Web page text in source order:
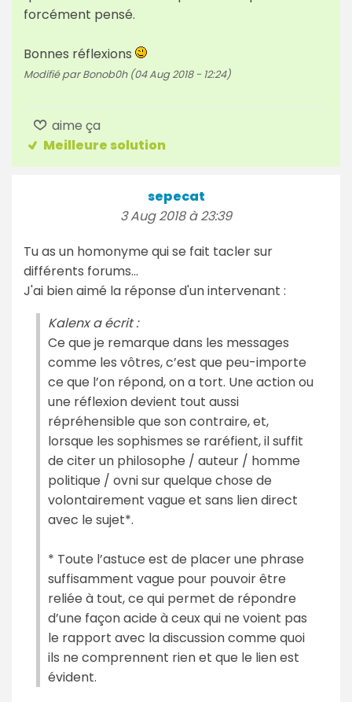
forcément pensé.
Bonnes réflexions
Modifié par Bonob0h (04 Aug 2018 - 12:24)
aime ça
Meilleure solution
sepecat
3 Aug 2018 à 23:39
Tu as un homonyme qui se fait tacler sur
différents forums...
J'ai bien aimé la réponse d'un intervenant :
Kalenx a écrit :
Ce que je remarque dans les messages
comme les vôtres, c’est que peu-importe
ce que l’on répond, on a tort. Une action ou
une réflexion devient tout aussi
répréhensible que son contraire, et,
lorsque les sophismes se raréfient, il suffit
de citer un philosophe / auteur / homme
politique / ovni sur quelque chose de
volontairement vague et sans lien direct
avec le sujet*.
* Toute l’astuce est de placer une phrase
suffisamment vague pour pouvoir être
reliée à tout, ce qui permet de répondre
d’une façon acide à ceux qui ne voient pas
le rapport avec la discussion comme quoi
ils ne comprennent rien et que le lien est
évident.